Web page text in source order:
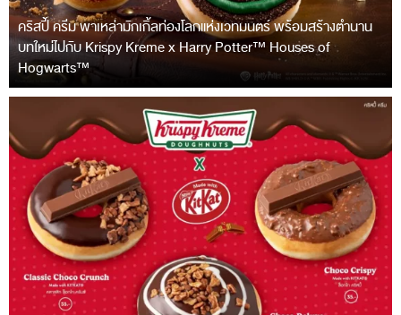
คริสปี้ ครีม พาเหล่ามักเกิ้ลท่องโลกแห่งเวทมนตร์ พร้อมสร้างตำนาน
บทใหม่ไปกับ Krispy Kreme x Harry Potter™ Houses of
Hogwarts™